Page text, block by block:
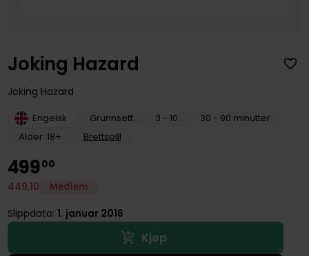
Joking Hazard
Joking Hazard
Engelsk Grunnsett 3 - 10
30 - 90 minutter
Alder: 18+
Brettspill
49900
449,10 Medlem
Slippdato: 1. januar 2016
Kjøp